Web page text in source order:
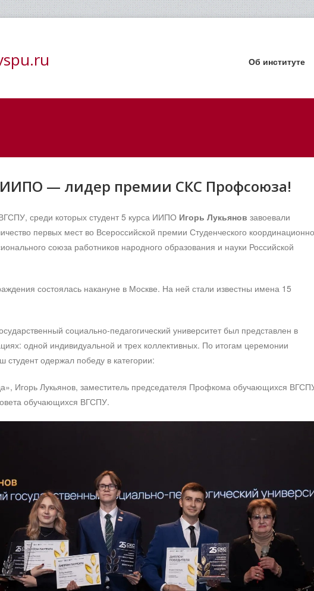
Об институте
ИИПО — лидер премии СКС Профсоюза!
среди которых студент 5 курса ИИПО Игорь Лукьянов завоевали
первых мест во Всероссийской премии Студенческого
союза работников народного образования и науки Российской
состоялась накануне в Москве. На ней стали известны имена 15
социально-педагогический университет был представлен в
одной индивидуальной и трех коллективных. По итогам церемонии
студент одержал победу в категории:
Игорь Лукьянов, заместитель председателя Профкома обучающихся
обучающихся ВГСПУ.